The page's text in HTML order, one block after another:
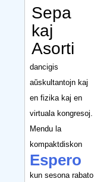
Sepa
kaj
Asorti
dancigis
aŭskultantojn kaj
en fizika kaj en
virtuala kongresoj.
Mendu la
kompaktdiskon
Espero
kun sesona rabato